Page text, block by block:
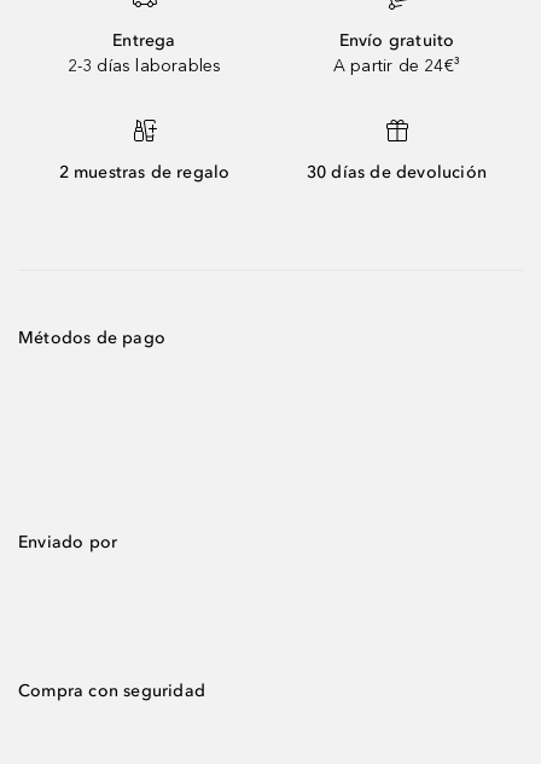
Entrega
2-3 días laborables
Envío gratuito
A partir de 24€³
2 muestras de regalo 30 días de devolución
Métodos de pago
Enviado por
Compra con seguridad